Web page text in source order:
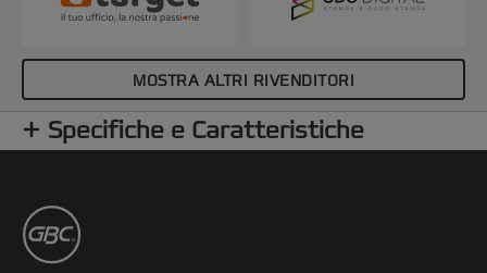
MOSTRA ALTRI RIVENDITORI
Specifiche e Caratteristiche